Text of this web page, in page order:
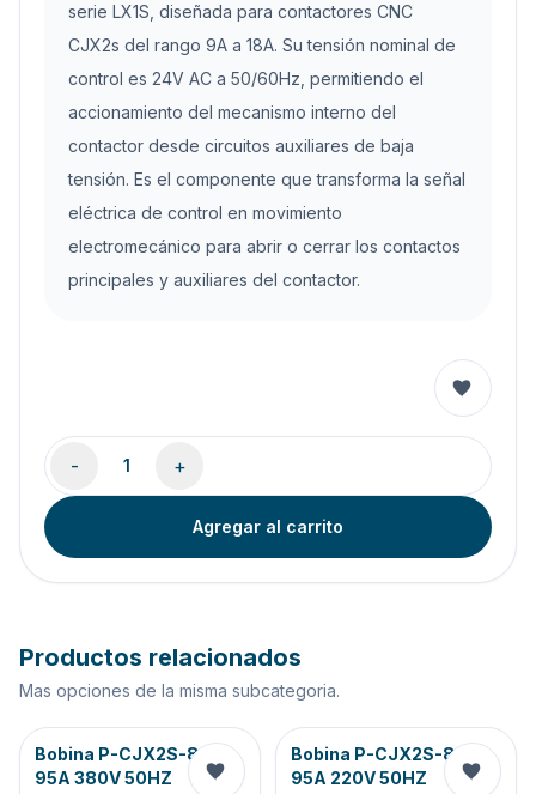
serie LX1S, diseñada para contactores CNC
CJX2s del rango 9A a 18A. Su tensión nominal de
control es 24V AC a 50/60Hz, permitiendo el
accionamiento del mecanismo interno del
contactor desde circuitos auxiliares de baja
tensión. Es el componente que transforma la señal
eléctrica de control en movimiento
electromecánico para abrir o cerrar los contactos
principales y auxiliares del contactor.
- 1 +
Agregar al carrito
Productos relacionados
Mas opciones de la misma subcategoria.
Bobina P-CJX2S-80-
95A 380V 50HZ
Bobina P-CJX2S-80-
95A 220V 50HZ